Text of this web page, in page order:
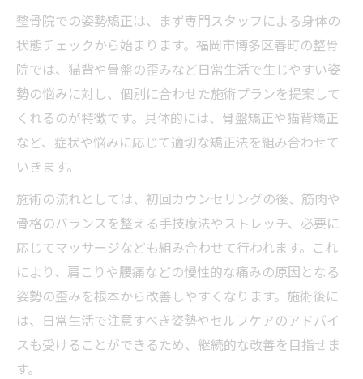
整骨院での姿勢矯正は、まず専門スタッフによる身体の
状態チェックから始まります。福岡市博多区春町の整骨
院では、猫背や骨盤の歪みなど日常生活で生じやすい姿
勢の悩みに対し、個別に合わせた施術プランを提案して
くれるのが特徴です。具体的には、骨盤矯正や猫背矯正
など、症状や悩みに応じて適切な矯正法を組み合わせて
いきます。
施術の流れとしては、初回カウンセリングの後、筋肉や
骨格のバランスを整える手技療法やストレッチ、必要に
応じてマッサージなども組み合わせて行われます。これ
により、肩こりや腰痛などの慢性的な痛みの原因となる
姿勢の歪みを根本から改善しやすくなります。施術後に
は、日常生活で注意すべき姿勢やセルフケアのアドバイ
スも受けることができるため、継続的な改善を目指せま
す。